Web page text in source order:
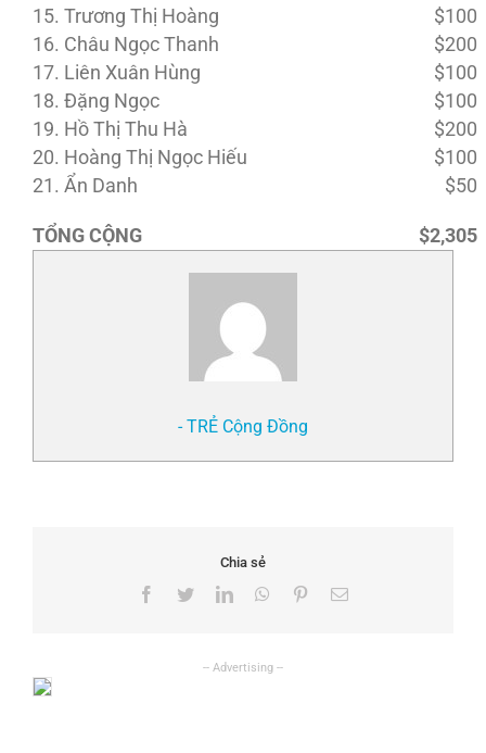
15. Trương Thị Hoàng
$100
16. Châu Ngọc Thanh
$200
17. Liên Xuân Hùng
$100
18. Đặng Ngọc
$100
19. Hồ Thị Thu Hà
$200
20. Hoàng Thị Ngọc Hiếu
$100
21. Ẩn Danh
$50
TỔNG CỘNG $2,305
- TRẺ Cộng Đồng
Chia sẻ
Facebook
TwitterLinkedInWhatsApp
PinterestEmail